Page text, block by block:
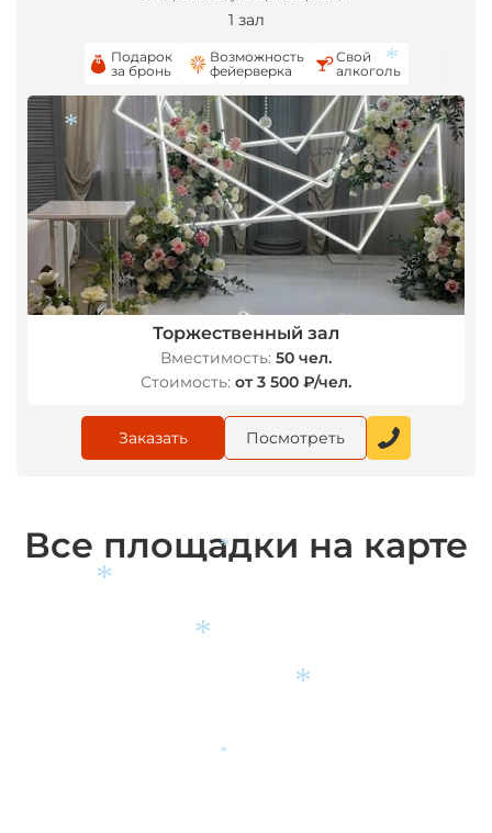
1 зал
Подарок
за бронь
Возможность
фейерверка
Свой
алкоголь
Торжественный зал
Вместимость: 50 чел.
Стоимость: от 3 500 ₽/чел.
Заказать Посмотреть
Все площадки на карте
*
*